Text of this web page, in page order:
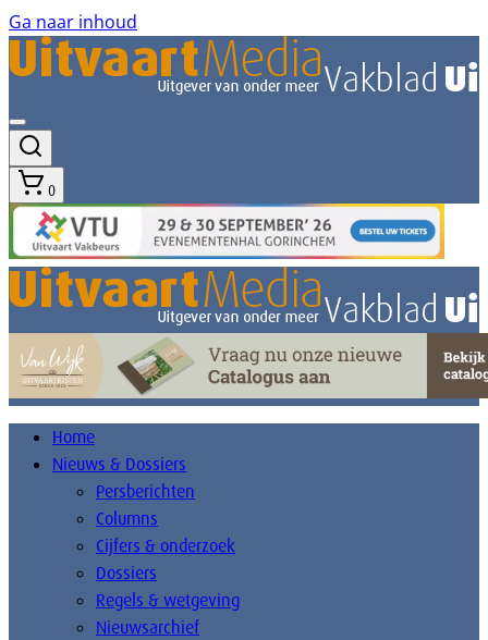
Ga naar inhoud
0
Home
Nieuws & Dossiers
Persberichten
Columns
Cijfers & onderzoek
Dossiers
Regels & wetgeving
Nieuwsarchief